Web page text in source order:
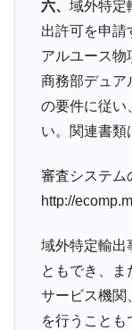
六、 域外特定
出許可を申請
アルユース物
商務部デュア
の要件に従い
い。関連書類
審査システム
http://
域外特定輸出
ともでき、ま
サービス機関
を行うことも